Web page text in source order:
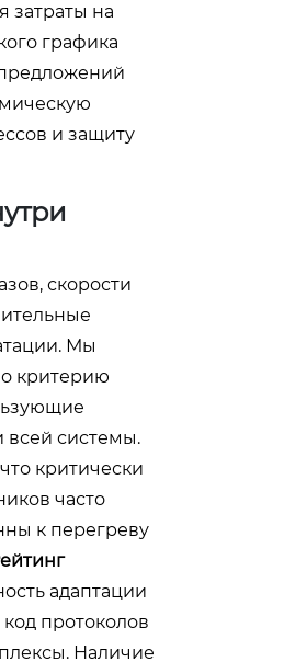
затраты на
графика
предложений
и защиту
скорости
Мы
критерию
всей системы.
критически
часто
к перегреву
адаптации
протоколов
Наличие